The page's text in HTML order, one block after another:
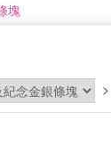
塊
>